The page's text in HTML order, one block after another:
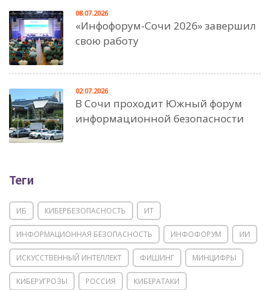
«Инфофорум-Сочи 2026» завершил
свою работу
08.07.2026
В Сочи проходит Южный форум
информационной безопасности
02.07.2026
Теги
ИБ КИБЕРБЕЗОПАСНОСТЬ ИТ
ИНФОРМАЦИОННАЯ БЕЗОПАСНОСТЬ ИНФОФОРУМ ИИ
ИСКУССТВЕННЫЙ ИНТЕЛЛЕКТ ФИШИНГ МИНЦИФРЫ
КИБЕРУГРОЗЫ РОССИЯ КИБЕРАТАКИ